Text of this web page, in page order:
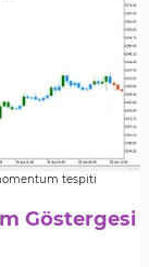
tespiti
Göstergesi